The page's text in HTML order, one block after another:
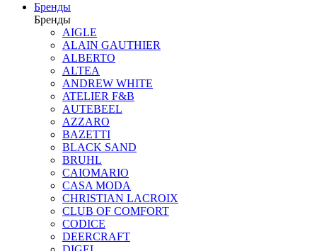
Бренды
Бренды
AIGLE
ALAIN GAUTHIER
ALBERTO
ALTEA
ANDREW WHITE
ATELIER F&B
AUTEBEEL
AZZARO
BAZETTI
BLACK SAND
BRUHL
CAIOMARIO
CASA MODA
CHRISTIAN LACROIX
CLUB OF COMFORT
CODICE
DEERCRAFT